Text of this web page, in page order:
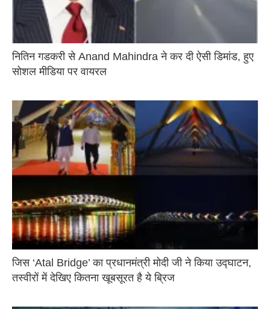
नितिन गडकरी से Anand Mahindra ने कर दी ऐसी डिमांड, हुए
सोशल मीडिया पर वायरल
जिस ‘Atal Bridge’ का प्रधानमंत्री मोदी जी ने किया उद्घाटन,
तस्वीरों में देखिए कितना खूबसूरत है ये ब्रिज